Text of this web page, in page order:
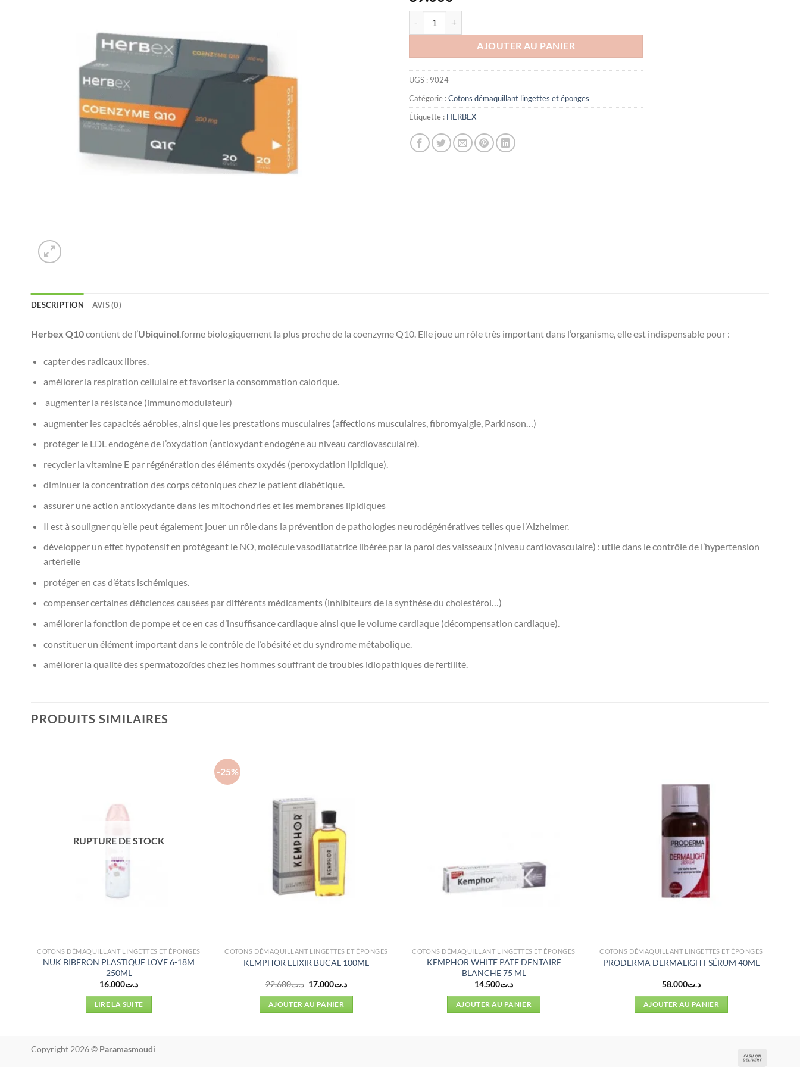
AJOUTER AU PANIER
UGS : 9024
Catégorie :Cotons démaquillant lingettes et éponges
Étiquette : HERBEX
DESCRIPTION AVIS (0)
Herbex Q10contient de l’Ubiquinol,forme biologiquement la plus proche de la coenzyme Q10. Elle joue un rôle très important dans l’organisme, elle est indispensable pour :
capter des radicaux libres.
améliorer la respiration cellulaire et favoriser la consommation calorique.
augmenter la résistance (immunomodulateur)
augmenter les capacités aérobies, ainsi que les prestations musculaires (affections musculaires, fibromyalgie, Parkinson…)
protéger le LDL endogène de l’oxydation (antioxydant endogène au niveau cardiovasculaire).
recycler la vitamine E par régénération des éléments oxydés (peroxydation lipidique).
diminuer la concentration des corps cétoniques chez le patient diabétique.
assurer une action antioxydante dans les mitochondries et les membranes lipidiques
Il est à souligner qu’elle peut également jouer un rôle dans la prévention de pathologies neurodégénératives telles que l’Alzheimer.
développer un effet hypotensif en protégeant le NO, molécule vasodilatatrice libérée par la paroi des vaisseaux (niveau cardiovasculaire) : utile dans le contrôle de l’hypertension
artérielle
protéger en cas d’états ischémiques.
compenser certaines déficiences causées par différents médicaments (inhibiteurs de la synthèse du cholestérol…)
améliorer la fonction de pompe et ce en cas d’insuffisance cardiaque ainsi que le volume cardiaque (décompensation cardiaque).
constituer un élément important dans le contrôle de l’obésité et du syndrome métabolique.
améliorer la qualité des spermatozoïdes chez les hommes souffrant de troubles idiopathiques de fertilité.
PRODUITS SIMILAIRES
RUPTURE DE STOCK
COTONS DÉMAQUILLANT LINGETTES ET ÉPONGES
NUK BIBERON PLASTIQUE LOVE 6-18M
250ML
د.ت16.000
LIRE LA SUITE
-25%
COTONS DÉMAQUILLANT LINGETTES ET ÉPONGES
KEMPHOR ELIXIR BUCAL 100ML
د.ت22.600
Le
initial
était :
د.ت17.000
Le
AJOUTER AU PANIER
COTONS DÉMAQUILLANT LINGETTES ET ÉPONGES
KEMPHOR WHITE PATE DENTAIRE
BLANCHE 75 ML
د.ت14.500
AJOUTER AU PANIER
COTONS DÉMAQUILLANT LINGETTES ET ÉPONGES
PRODERMA DERMALIGHT SÉRUM 40ML
د.ت58.000
AJOUTER AU PANIER
Copyright 2026 © Paramasmoudi